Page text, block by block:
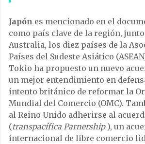
Japón es mencionado en el
como país clave de la región, junto
Australia, los diez países de la
Países del Sudeste Asiático
Tokio ha propuesto un nuevo
un mejor entendimiento en
intento británico de reformar la
Mundial del Comercio (OMC).
al Reino Unido adherirse al
(transpacífica Parnership), un
internacional de libre comercio